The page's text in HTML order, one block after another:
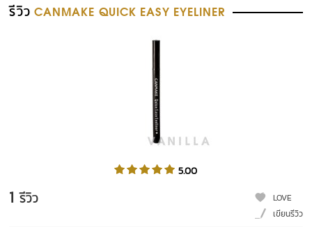
รีวิว CANMAKE QUICK EASY EYELINER
5.00
1 รีวิว
LOVE
เขียนรีวิว